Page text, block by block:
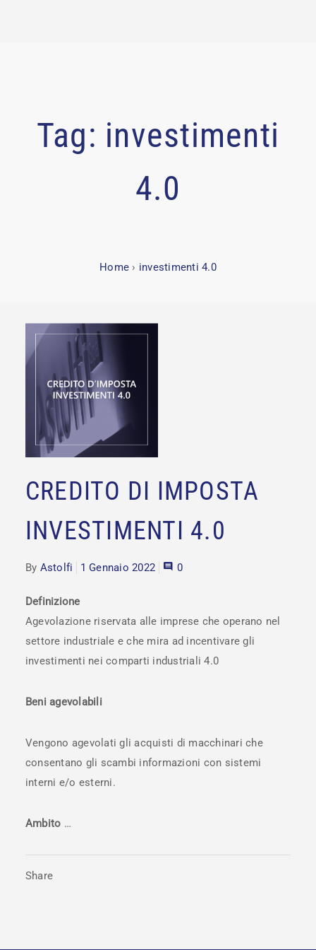
Tag: investimenti
4.0
Home › investimenti 4.0
CREDITO DI IMPOSTA
INVESTIMENTI 4.0
By Astolfi 1 Gennaio 2022 0
Definizione
Agevolazione riservata alle imprese che operano nel
settore industriale e che mira ad incentivare gli
investimenti nei comparti industriali 4.0
Beni agevolabili
Vengono agevolati gli acquisti di macchinari che
consentano gli scambi informazioni con sistemi
interni e/o esterni.
Ambito …
Share